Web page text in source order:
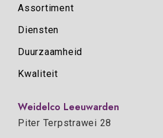
Assortiment
Diensten
Duurzaamheid
Kwaliteit
Weidelco Leeuwarden
Piter Terpstrawei 28